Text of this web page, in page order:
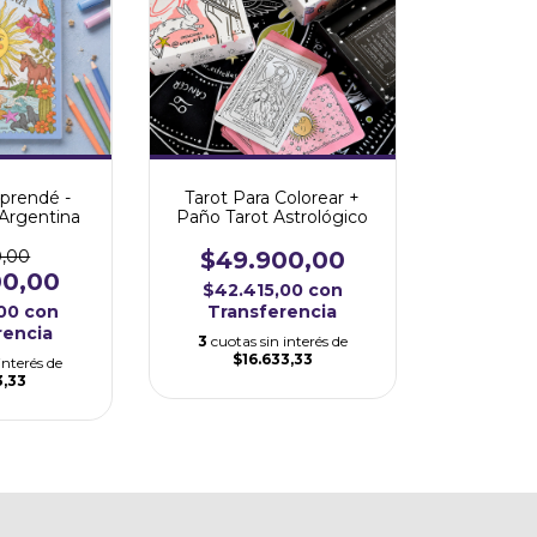
-
con
de
Tarot Para Colorear +
Paño Tarot Astrológico
$49.900,00
$42.415,00 con
Transferencia
3 cuotas sin interés de
$16.633,33